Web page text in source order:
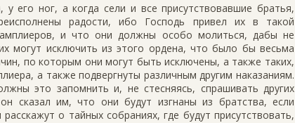
его ног, а когда сели и все присутствовавшие братья,
радости, ибо Господь привел их в такой
и что они должны особо молиться, дабы не
могут исключить из этого ордена, что было бы весьма
по которым они могут быть исключены, а также таких,
а также подвергнуты различным другим наказаниям.
это запомнить и, не стесняясь, спрашивать других
сказал им, что они будут изгнаны из братства, если
о тайных собраниях, где будут присутствовать,